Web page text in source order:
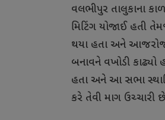
વલભીપુર તાલુકાના
મિટિંગ યોજાઈ હતી
થયા હતા અને આજરોજ
બનાવને વખોડી
હતા અને આ સભા
કરે તેવી માગ ઉચ્ચારી